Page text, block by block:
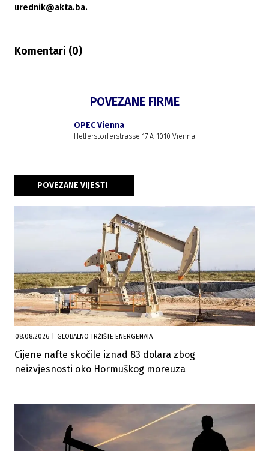
urednik@akta.ba.
Komentari (0)
POVEZANE FIRME
OPEC Vienna
Helferstorferstrasse 17 A-1010 Vienna
POVEZANE VIJESTI
08.08.2026 GLOBALNO TRŽIŠTE ENERGENATA
Cijene nafte skočile iznad 83 dolara zbog
neizvjesnosti oko Hormuškog moreuza